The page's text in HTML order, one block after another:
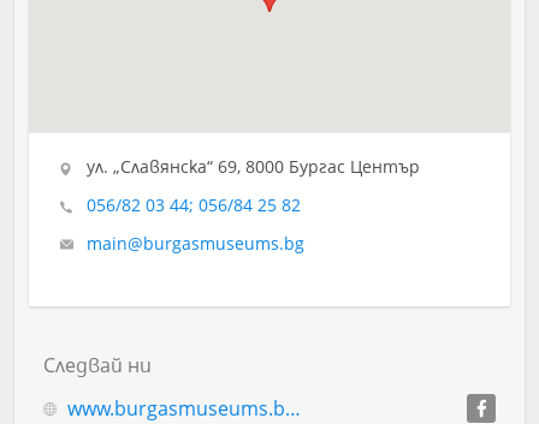
ул. „Славянска“ 69, 8000 Бургас Център
056/82 03 44; 056/84 25 82
main@burgasmuseums.bg
Следвай ни
www.burgasmuseums.bg/index.php